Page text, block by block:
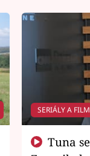
SERIÁLY A